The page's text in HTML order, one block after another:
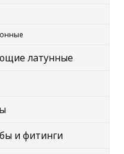
латунные
и фитинги